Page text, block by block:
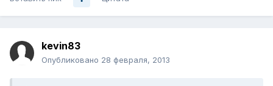
kevin83
Опубликовано 28 февраля, 2013